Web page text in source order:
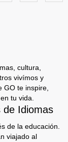
cultura,
vivímos y
GO te inspire,
tu vida.
de Idiomas
de la educación.
viajado al